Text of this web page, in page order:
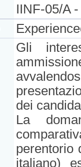
IINF-05/A
Gli
dei
La
perentorio
italiano)